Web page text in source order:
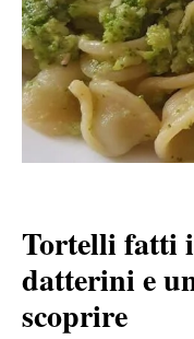
Tortelli fatti
datterini e
scoprire